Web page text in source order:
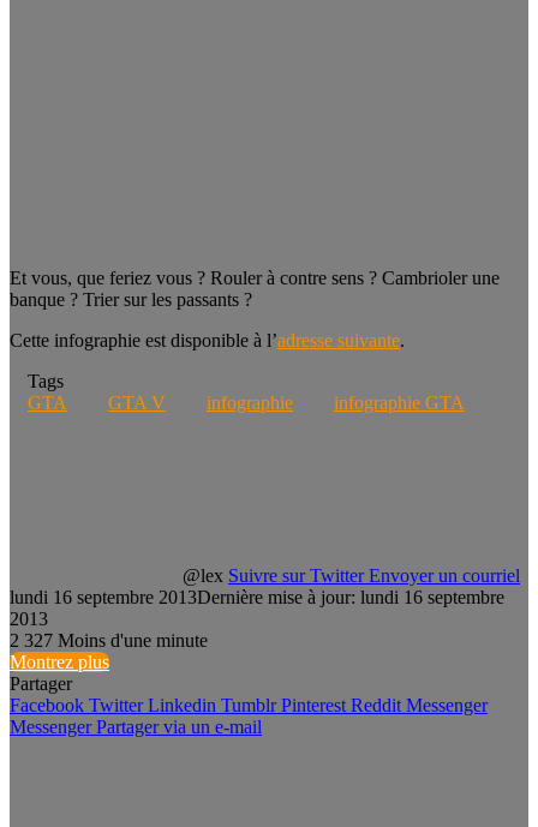
Et vous, que feriez vous ? Rouler à contre sens ? Cambrioler une
banque ? Trier sur les passants ?
Cette infographie est disponible à l’adresse suivante.
Tags
GTA
GTA V infographie infographie GTA
@lex Suivre sur Twitter Envoyer un courriel
lundi 16 septembre 2013Dernière mise à jour: lundi 16 septembre
2013
2 327 Moins d'une minute
Montrez plus
Partager
Facebook Twitter Linkedin Tumblr Pinterest Reddit Messenger
Messenger Partager via un e-mail